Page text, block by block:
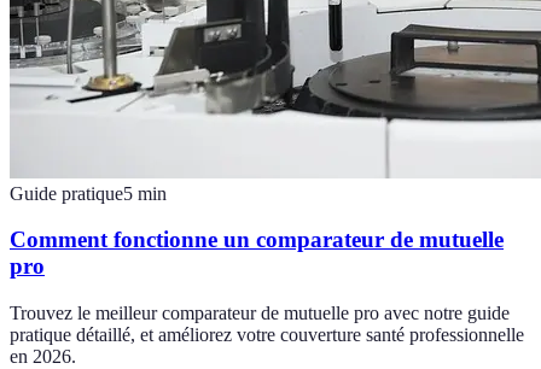
Guide pratique5 min
Comment fonctionne un comparateur de mutuelle
pro
Trouvez le meilleur comparateur de mutuelle pro avec notre guide
pratique détaillé, et améliorez votre couverture santé professionnelle
en 2026.